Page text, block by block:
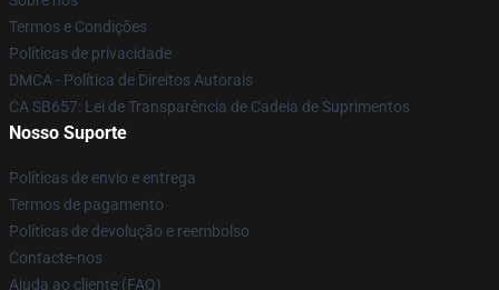
Termos e Condições
Políticas de privacidade
DMCA - Política de Direitos Autorais
CA SB657: Lei de Transparência de Cadeia de Suprimentos
Nosso Suporte
Políticas de envio e entrega
Termos de pagamento
Políticas de devolução e reembolso
Contacte-nos
Ajuda ao cliente (FAQ)